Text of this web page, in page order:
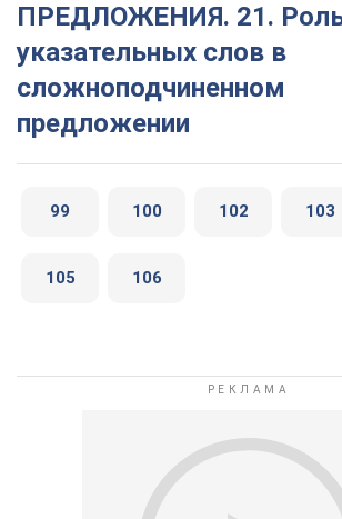
ПРЕДЛОЖЕНИЯ. 21.
указательных слов в
сложноподчиненном
предложении
99 100 102 103
105 106